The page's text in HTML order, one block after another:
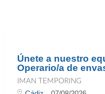
Únete a nuestro
Operario/a de
IMAN TEMPORING